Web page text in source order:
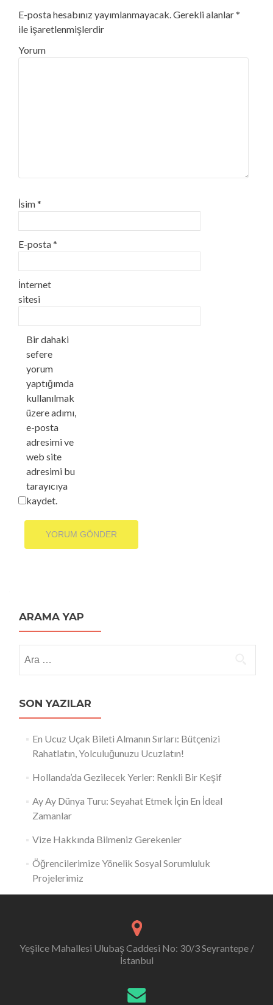
E-posta hesabınız yayımlanmayacak.Gerekli alanlar*
ile işaretlenmişlerdir
Yorum
İsim*
E-posta*
İnternet
sitesi
Bir dahaki
sefere
yorum
yaptığımda
kullanılmak
üzere adımı,
e-posta
adresimi ve
web site
adresimi bu
tarayıcıya
kaydet.
ARAMA YAP
SON YAZILAR
En Ucuz Uçak Bileti Almanın Sırları: Bütçenizi
Rahatlatın, Yolculuğunuzu Ucuzlatın!
Hollanda’da Gezilecek Yerler: Renkli Bir Keşif
Ay Ay Dünya Turu: Seyahat Etmek İçin En İdeal
Zamanlar
Vize Hakkında Bilmeniz Gerekenler
Öğrencilerimize Yönelik Sosyal Sorumluluk
Projelerimiz
Yeşilce Mahallesi Ulubaş Caddesi No: 30/3 Seyrantepe /
İstanbul